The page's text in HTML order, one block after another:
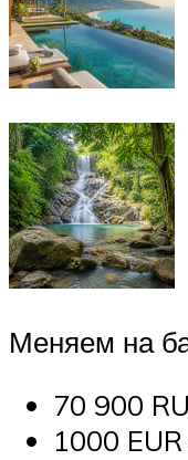
Меняем на
70 900
1000